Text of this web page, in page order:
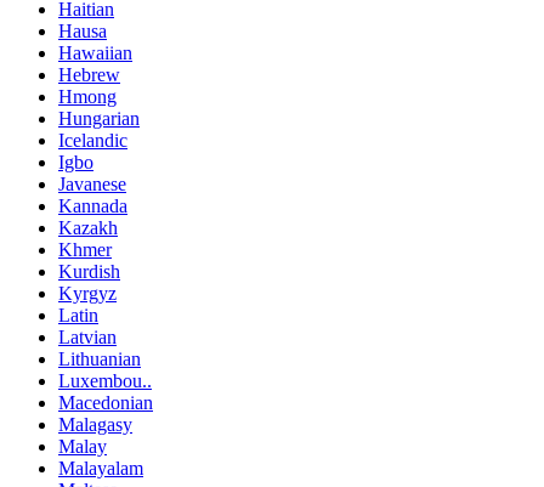
Haitian
Hausa
Hawaiian
Hebrew
Hmong
Hungarian
Icelandic
Igbo
Javanese
Kannada
Kazakh
Khmer
Kurdish
Kyrgyz
Latin
Latvian
Lithuanian
Luxembou..
Macedonian
Malagasy
Malay
Malayalam